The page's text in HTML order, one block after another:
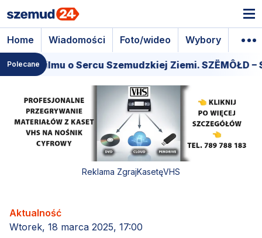
Home Wiadomości Foto/wideo Wybory
Polecane
filmu o Sercu Szemudzkiej Ziemi. SZËMÔŁD – SERCE
Reklama ZgrajKasetęVHS
Aktualność
Wtorek, 18 marca 2025, 17:00